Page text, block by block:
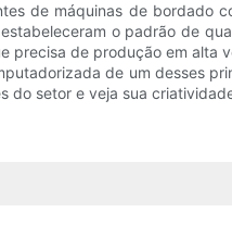
de máquinas de bordado
o padrão de
precisa de produção em alta
de um desses
do setor e veja sua